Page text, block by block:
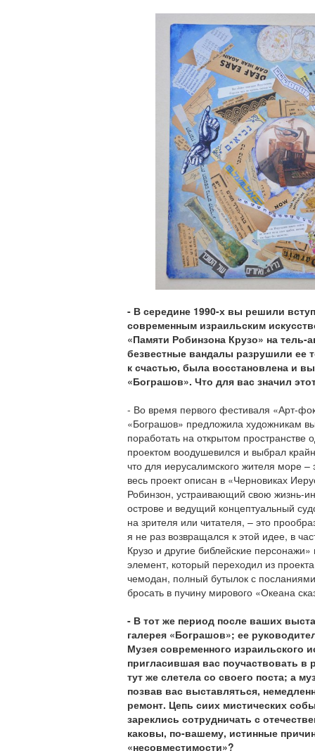
- В середине 1990-х вы решили
современным израильским
«Памяти Робинзона Крузо» на тель-
безвестные вандалы разрушили ее
к счастью, была восстановлена и
«Бограшов». Что для вас значил
- Во время первого фестиваля «Арт-
«Бограшов» предложила художникам
поработать на открытом
проектом воодушевился и выбрал
что для иерусалимского жителя море
весь проект описан в «Черновиках
Робинзон, устраивающий свою жизнь-
острове и ведущий концептуальный
на зрителя или читателя, – это
я не раз возвращался к этой идее, в
Крузо и другие библейские
элемент, который переходил из
чемодан, полный бутылок с
бросать в пучину мирового «Океана
- В тот же период после ваших
галерея «Бограшов»; ее
Музея современного израильского
пригласившая вас поучаствовать в
тут же слетела со своего поста; а
позвав вас выставляться,
ремонт. Цепь сиих мистических
зареклись сотрудничать с
каковы, по-вашему, истинные
«несовместимости»?